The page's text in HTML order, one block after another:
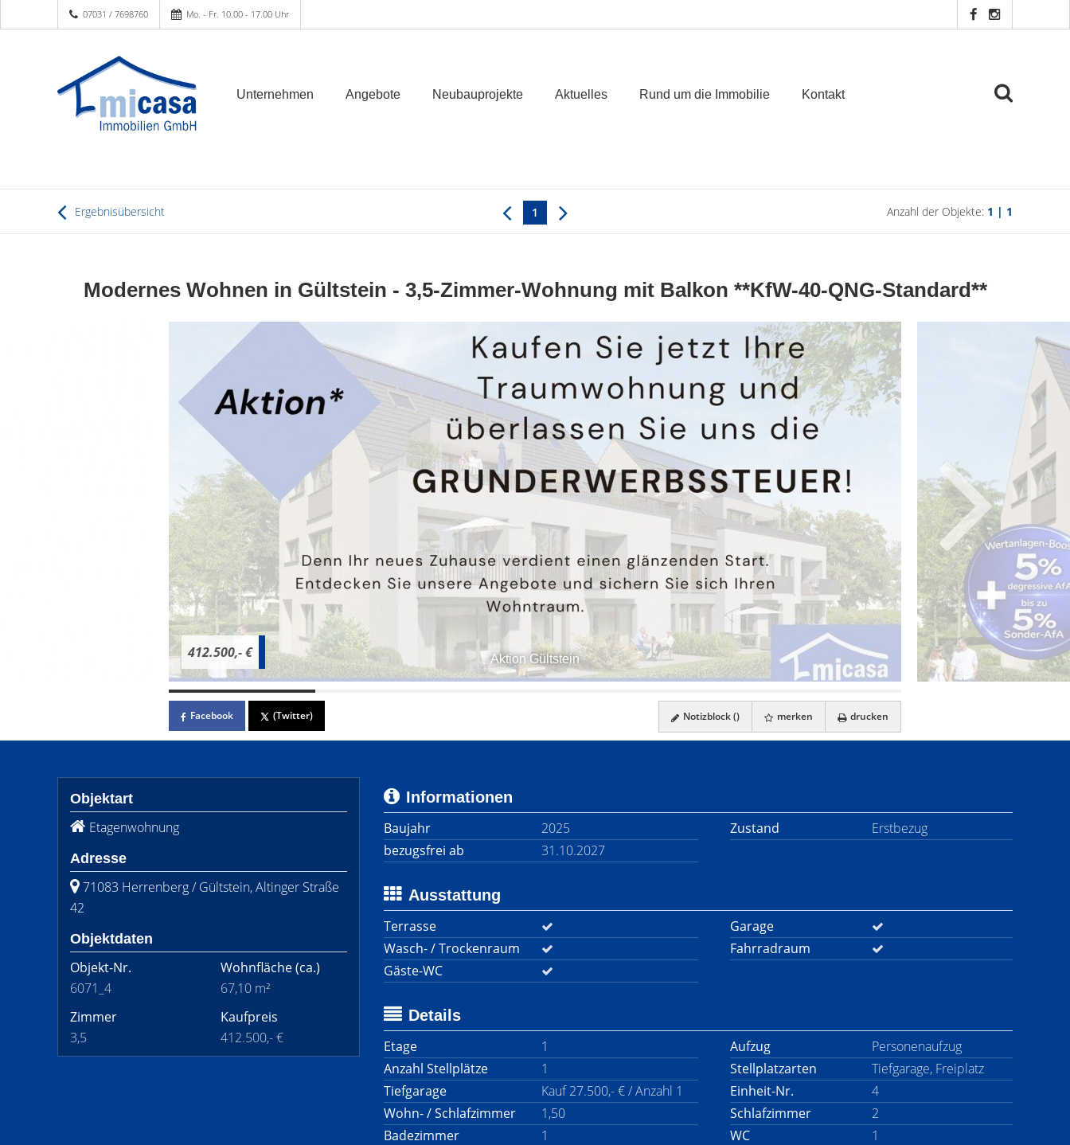
07031 / 7698760 Mo. - Fr. 10.00 - 17.00 Uhr
Unternehmen Angebote Neubauprojekte Aktuelles Rund um die Immobilie Kontakt
Ergebnisübersicht 1 Anzahl der Objekte: 1 | 1
Modernes Wohnen in Gültstein - 3,5-Zimmer-Wohnung mit Balkon **KfW-40-QNG-Standard**
Aktion Gültstein
412.500,- €
Facebook (Twitter) Notizblock () merken drucken
Objektart
Etagenwohnung
Adresse
71083 Herrenberg / Gültstein, Altinger Straße
42
Objektdaten
Objekt-Nr.
6071_4
Wohnfläche(ca.)
67,10 m²
Zimmer
3,5
Kaufpreis
412.500,- €
Informationen
Baujahr
2025 Zustand
Erstbezug
bezugsfrei ab
31.10.2027
Ausstattung
Terrasse
Garage
Wasch- / Trockenraum
Fahrradraum
Gäste-WC
Details
Etage
1 Aufzug
Personenaufzug
Anzahl Stellplätze
1 Stellplatzarten
Tiefgarage, Freiplatz
Tiefgarage
Kauf 27.500,- € / Anzahl 1 Einheit-Nr.
4
Wohn- / Schlafzimmer
1,50 Schlafzimmer
2
Badezimmer
1 WC
1